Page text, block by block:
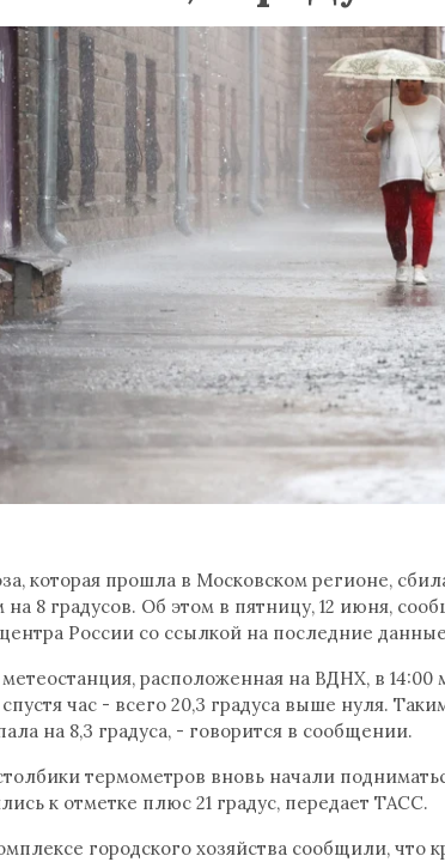
которая прошла в Московском регионе,
на 8 градусов. Об этом в пятницу, 12 июня,
России со ссылкой на последние
расположенная на ВДНХ, в 14:00
спустя час - всего 20,3 градуса выше нуля.
на 8,3 градуса, - говорится в сообщении.
термометров вновь начали
к отметке плюс 21 градус, передает ТАСС.
городского хозяйства сообщили, что